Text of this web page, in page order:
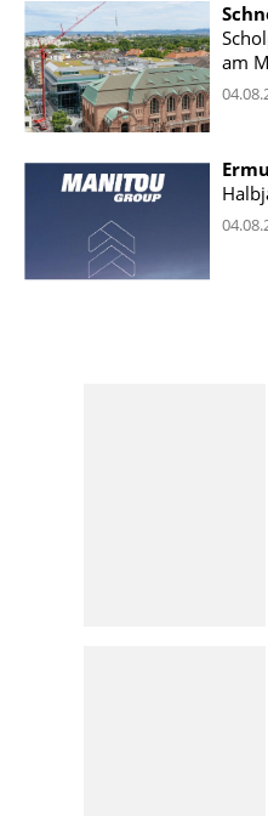
am